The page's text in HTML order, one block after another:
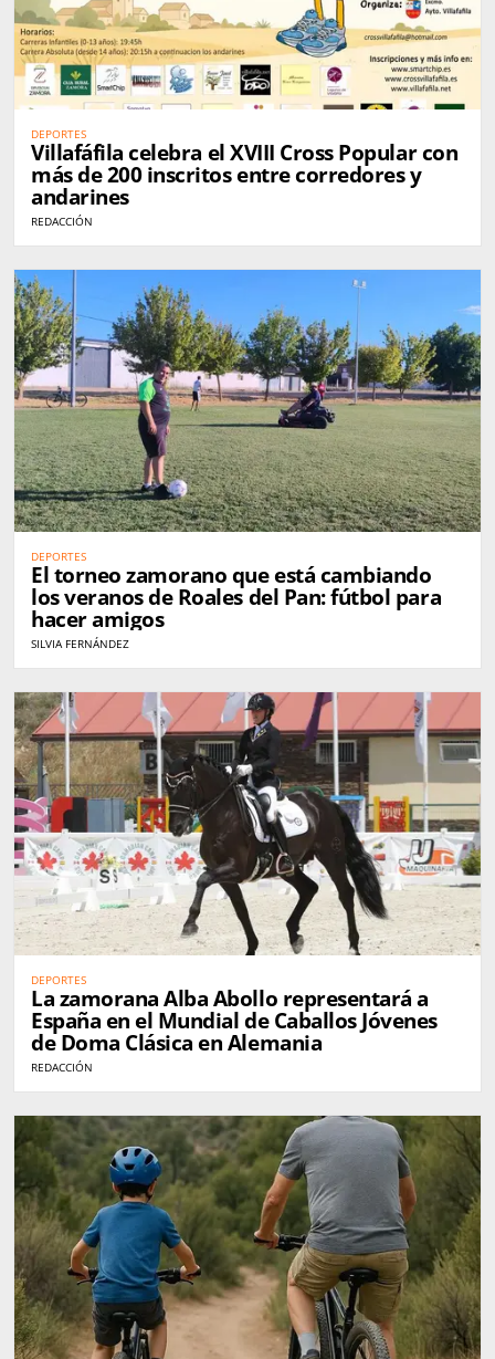
DEPORTES
Villafáfila celebra el XVIII Cross Popular con
más de 200 inscritos entre corredores y
andarines
REDACCIÓN
DEPORTES
El torneo zamorano que está cambiando
los veranos de Roales del Pan: fútbol para
hacer amigos
SILVIA FERNÁNDEZ
DEPORTES
La zamorana Alba Abollo representará a
España en el Mundial de Caballos Jóvenes
de Doma Clásica en Alemania
REDACCIÓN